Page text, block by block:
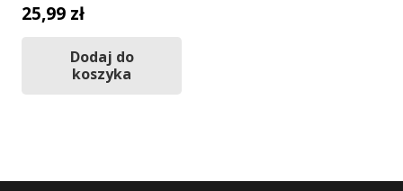
25,99 zł
Dodaj do
koszyka